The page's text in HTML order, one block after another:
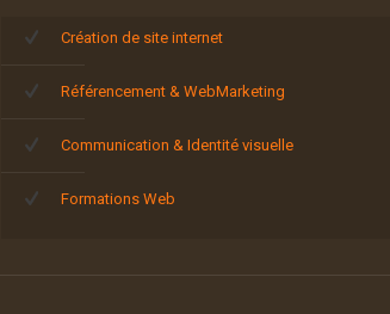
Création de site internet
Référencement & WebMarketing
Communication & Identité visuelle
Formations Web